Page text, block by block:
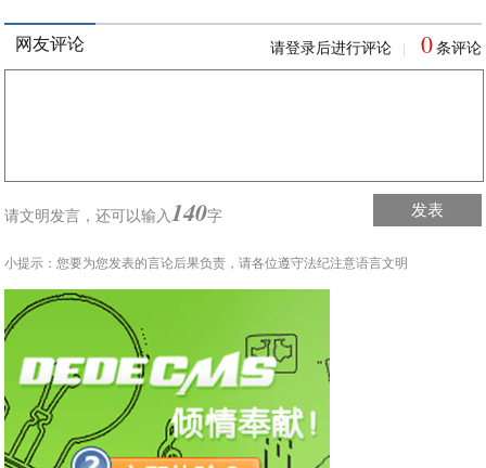
网友评论 请登录后进行评论 0 条评论
请文明发言，还可以输入 140字 发表
小提示：您要为您发表的言论后果负责，请各位遵守法纪注意语言文明